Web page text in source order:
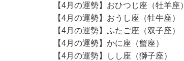
【4月の運勢】おひつじ座（牡羊座）
【4月の運勢】おうし座（牡牛座）
【4月の運勢】ふたご座（双子座）
【4月の運勢】かに座（蟹座）
【4月の運勢】しし座（獅子座）